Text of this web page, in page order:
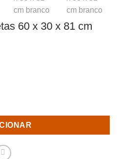
60 x 30 x 81 cm
gavetas 60 x 30 x 81 cm branco